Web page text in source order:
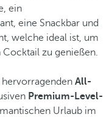
ein
eine Snackbar und
welche ideal ist, um
zu genießen.
All-
Premium-Level-
Urlaub im